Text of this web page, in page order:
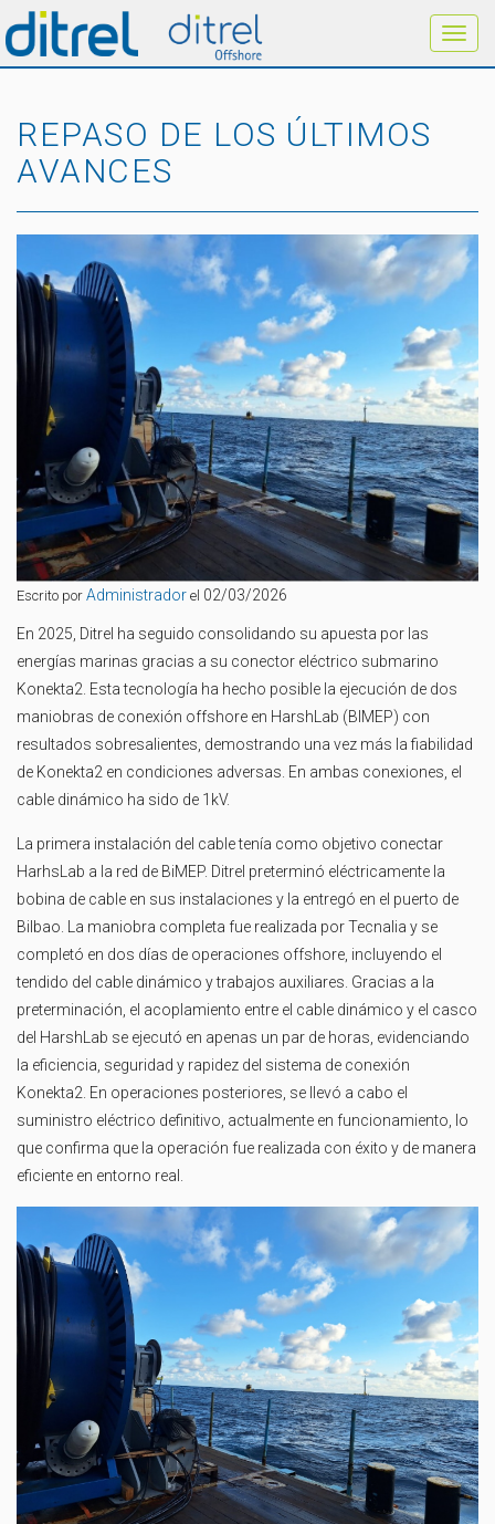
REPASO DE LOS ÚLTIMOS
AVANCES
Escrito por Administrador el 02/03/2026
En 2025, Ditrel ha seguido consolidando su apuesta por las
energías marinas gracias a su conector eléctrico submarino
Konekta2. Esta tecnología ha hecho posible la ejecución de dos
maniobras de conexión offshore en HarshLab (BIMEP) con
resultados sobresalientes, demostrando una vez más la fiabilidad
de Konekta2 en condiciones adversas. En ambas conexiones, el
cable dinámico ha sido de 1kV.
La primera instalación del cable tenía como objetivo conectar
HarhsLab a la red de BiMEP. Ditrel preterminó eléctricamente la
bobina de cable en sus instalaciones y la entregó en el puerto de
Bilbao. La maniobra completa fue realizada por Tecnalia y se
completó en dos días de operaciones offshore, incluyendo el
tendido del cable dinámico y trabajos auxiliares. Gracias a la
preterminación, el acoplamiento entre el cable dinámico y el casco
del HarshLab se ejecutó en apenas un par de horas, evidenciando
la eficiencia, seguridad y rapidez del sistema de conexión
Konekta2. En operaciones posteriores, se llevó a cabo el
suministro eléctrico definitivo, actualmente en funcionamiento, lo
que confirma que la operación fue realizada con éxito y de manera
eficiente en entorno real.